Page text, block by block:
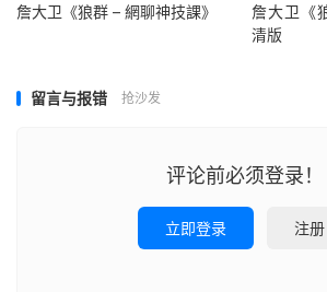
詹大卫《狼群 – 網聊神技課》
詹大卫《
清版
留言与报错 抢沙发
评论前必须登录！
立即登录 注册